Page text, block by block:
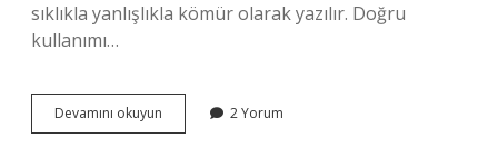
sıklıkla yanlışlıkla kömür olarak yazılır. Doğru
kullanımı…
Devamını okuyun
Kalem
2 Yorum